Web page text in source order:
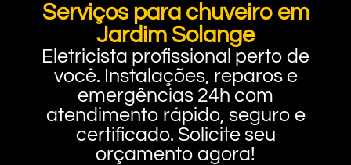
Serviços para chuveiro em
Jardim Solange
Eletricista profissional perto de
você. Instalações, reparos e
emergências 24h com
atendimento rápido, seguro e
certificado. Solicite seu
orçamento agora!